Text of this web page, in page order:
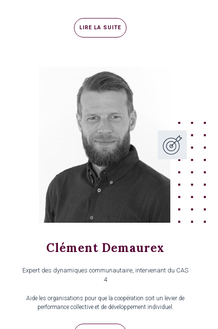
LIRE LA SUITE
Clément Demaurex
Expert des dynamiques communautaire, intervenant du CAS
4
Aide les organisations pour que la coopération soit un levier de
performance collective et de développement individuel.